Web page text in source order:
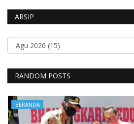
ARSIP
RANDOM POSTS
BERANDA